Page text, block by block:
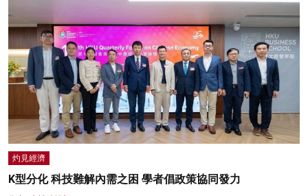
灼見經濟
K型分化 科技難解內需之困 學者倡政策協同發力